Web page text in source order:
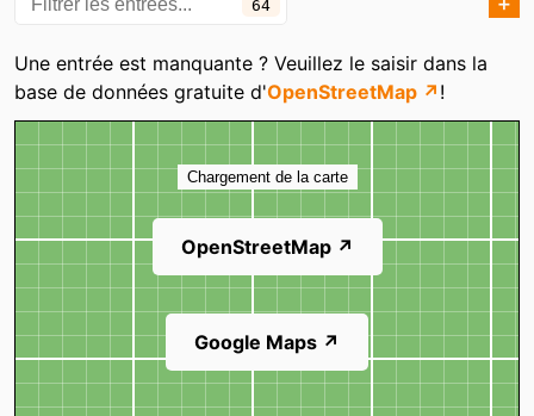
Centre commercial
Chauss'Mômes
Chrono Immat - Garage
du faubourg
Coiffeurs Plus
Devred
Etam
64 ➕
Catégories
Une entrée est manquante ? Veuillez le saisir dans la
base de données gratuite d'OpenStreetMap ↗ !
Carte
Chargement de la carte
OpenStreetMap ↗
Google Maps ↗